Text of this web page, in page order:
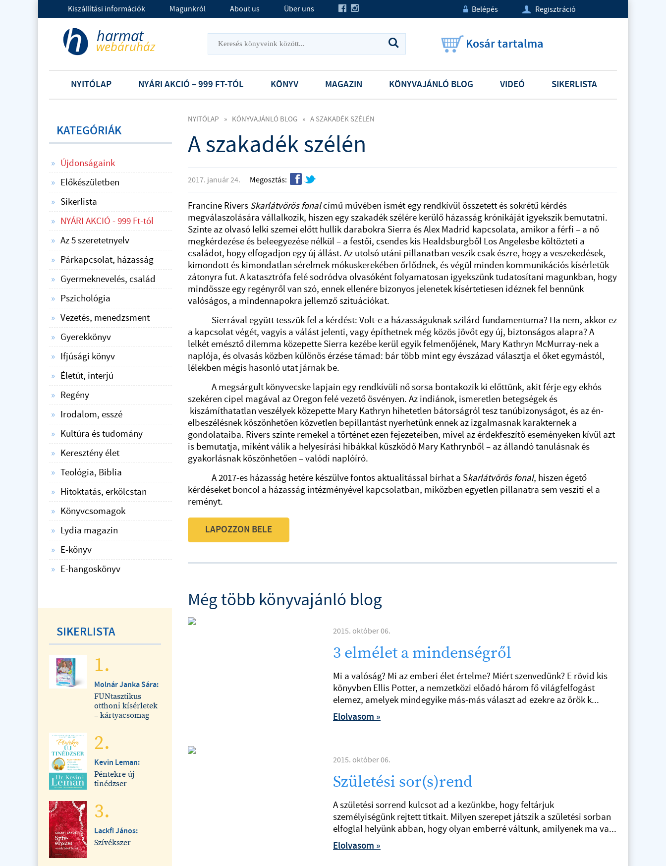
Kiszállítási információk Magunkról About us Über uns w Belépés U Regisztráció
Kosár tartalma
NYITÓLAP NYÁRI AKCIÓ – 999 FT-TÓL KÖNYV MAGAZIN KÖNYVAJÁNLÓ BLOG VIDEÓ SIKERLISTA
NYITÓLAP » KÖNYVAJÁNLÓ BLOG » A SZAKADÉK SZÉLÉN
A szakadék szélén
2017. január 24. Megosztás: ft
Francine Rivers Skarlátvörös fonalcímű művében ismét egy rendkívül összetett és sokrétű kérdés
megválaszolására vállalkozik, hiszen egy szakadék szélére kerülő házasság krónikáját igyekszik bemutatni.
Szinte az olvasó lelki szemei előtt hullik darabokra Sierra és Alex Madrid kapcsolata, amikor a férfi – a nő
megkérdezése és beleegyezése nélkül – a festői, csendes kis Healdsburgből Los Angelesbe költözteti a
családot, hogy elfogadjon egy új állást. Az utolsó utáni pillanatban veszik csak észre, hogy a veszekedések,
kimondott és kimondatlan sérelmek mókuskerekében őrlődnek, és végül minden kommunikációs kísérletük
zátonyra fut. A katasztrófa felé sodródva olvasóként folyamatosan igyekszünk tudatosítani magunkban, hogy
mindössze egy regényről van szó, ennek ellenére bizonyos jelenetek kísértetiesen idéznek fel bennünk
valóságos, a mindennapokra jellemző szituációkat.
Sierrával együtt tesszük fel a kérdést: Volt-e a házasságuknak szilárd fundamentuma? Ha nem, akkor ez
a kapcsolat végét, vagyis a válást jelenti, vagy építhetnek még közös jövőt egy új, biztonságos alapra? A
lelkét emésztő dilemma közepette Sierra kezébe kerül egyik felmenőjének, Mary Kathryn McMurray-nek a
naplója, és olvasás közben különös érzése támad: bár több mint egy évszázad választja el őket egymástól,
lélekben mégis hasonló utat járnak be.
A megsárgult könyvecske lapjain egy rendkívüli nő sorsa bontakozik ki előttünk, akit férje egy ekhós
szekéren cipel magával az Oregon felé vezető ösvényen. Az indiánok, ismeretlen betegségek és
kiszámíthatatlan veszélyek közepette Mary Kathryn hihetetlen bátorságról tesz tanúbizonyságot, és az én-
elbeszélésnek köszönhetően közvetlen bepillantást nyerhetünk ennek az izgalmasnak karakternek a
gondolataiba. Rivers szinte remekel a történet ezen fejezeteiben, mivel az érdekfeszítő eseményeken kívül azt
is bemutatja, miként válik a helyesírási hibákkal küszködő Mary Kathrynből – az állandó tanulásnak és
gyakorlásnak köszönhetően – valódi naplóíró.
A 2017-es házasság hetére készülve fontos aktualitással bírhat a Skarlátvörös fonal, hiszen égető
kérdéseket boncol a házasság intézményével kapcsolatban, miközben egyetlen pillanatra sem veszíti el a
reményt.
LAPOZZON BELE
Még több könyvajánló blog
2015. október 06.
3 elmélet a mindenségről
Mi a valóság? Mi az emberi élet értelme? Miért szenvedünk? E rövid kis
könyvben Ellis Potter, a nemzetközi előadó három fő világfelfogást
elemez, amelyek mindegyike más-más választ ad ezekre az örök k...
Elolvasom »
2015. október 06.
Születési sor(s)rend
A születési sorrend kulcsot ad a kezünkbe, hogy feltárjuk
személyiségünk rejtett titkait. Milyen szerepet játszik a születési sorban
elfoglal helyünk abban, hogy olyan emberré váltunk, amilyenek ma va...
Elolvasom »
KATEGÓRIÁK
Újdonságaink
Előkészületben
Sikerlista
NYÁRI AKCIÓ - 999 Ft-tól
Az 5 szeretetnyelv
Párkapcsolat, házasság
Gyermeknevelés, család
Pszichológia
Vezetés, menedzsment
Gyerekkönyv
Ifjúsági könyv
Életút, interjú
Regény
Irodalom, esszé
Kultúra és tudomány
Keresztény élet
Teológia, Biblia
Hitoktatás, erkölcstan
Könyvcsomagok
Lydia magazin
E-könyv
E-hangoskönyv
SIKERLISTA
1.
Molnár Janka Sára:
FUNtasztikus
otthoni kísérletek
– kártyacsomag
2.
Kevin Leman:
Péntekre új
tinédzser
3.
Lackfi János:
Szívékszer